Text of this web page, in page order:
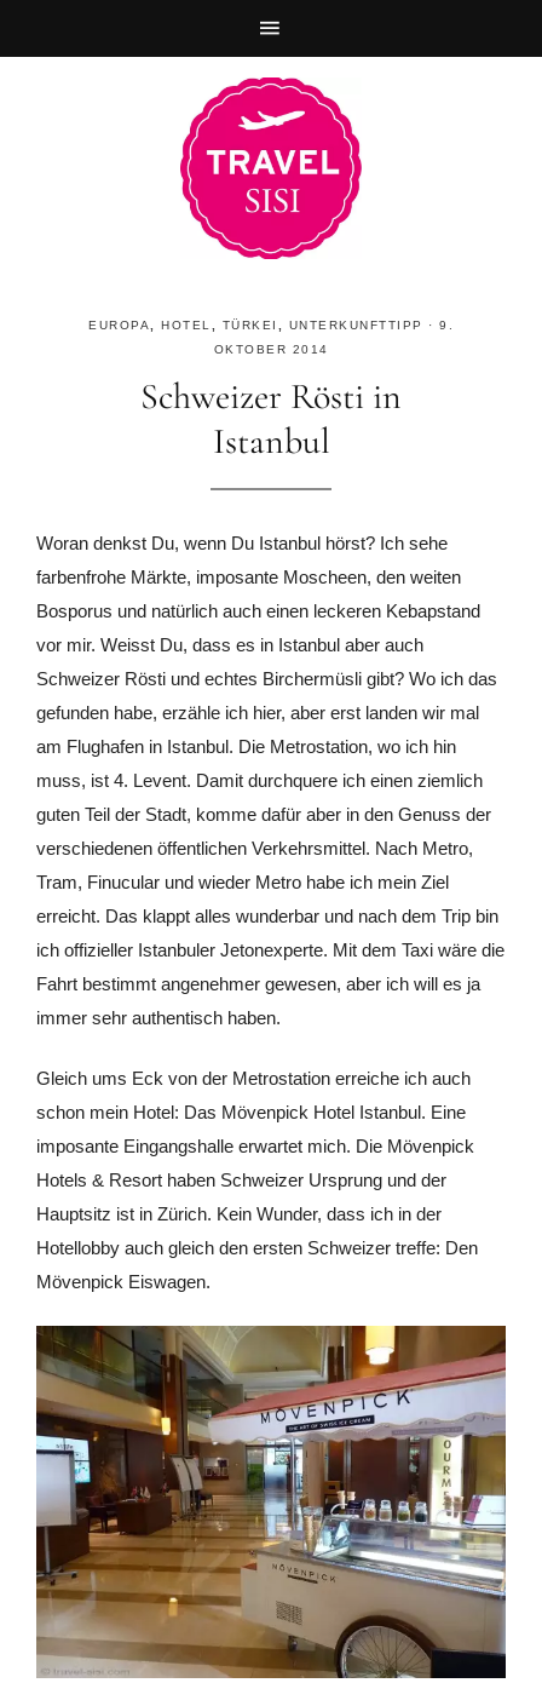
EUROPA HOTEL TÜRKEI UNTERKUNFTTIPP · 9.
OKTOBER 2014
Schweizer Rösti in
Istanbul
Woran denkst Du, wenn Du Istanbul hörst? Ich sehe
farbenfrohe Märkte, imposante Moscheen, den weiten
Bosporus und natürlich auch einen leckeren Kebapstand
vor mir. Weisst Du, dass es in Istanbul aber auch
Schweizer Rösti und echtes Birchermüsli gibt? Wo ich das
gefunden habe, erzähle ich hier, aber erst landen wir mal
am Flughafen in Istanbul. Die Metrostation, wo ich hin
muss, ist 4. Levent. Damit durchquere ich einen ziemlich
guten Teil der Stadt, komme dafür aber in den Genuss der
verschiedenen öffentlichen Verkehrsmittel. Nach Metro,
Tram, Finucular und wieder Metro habe ich mein Ziel
erreicht. Das klappt alles wunderbar und nach dem Trip bin
ich offizieller Istanbuler Jetonexperte. Mit dem Taxi wäre die
Fahrt bestimmt angenehmer gewesen, aber ich will es ja
immer sehr authentisch haben.
Gleich ums Eck von der Metrostation erreiche ich auch
schon mein Hotel: Das Mövenpick Hotel Istanbul. Eine
imposante Eingangshalle erwartet mich. Die Mövenpick
Hotels & Resort haben Schweizer Ursprung und der
Hauptsitz ist in Zürich. Kein Wunder, dass ich in der
Hotellobby auch gleich den ersten Schweizer treffe: Den
Mövenpick Eiswagen.